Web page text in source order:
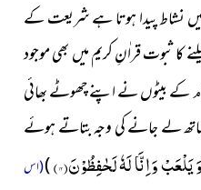
نشاط پیدا ہوتا ہے شریعت کے
کا ثبوت قراٰنِ کریم میں بھی موجود
کے بیٹوں نے اپنے چھوٹے بھائی
لے جانے کی وجہ بتاتے ہوئے
یَلْعَبْ وَ اِنَّا لَهٗ لَحٰفِظُوْنَ(۱۲)
)(اس